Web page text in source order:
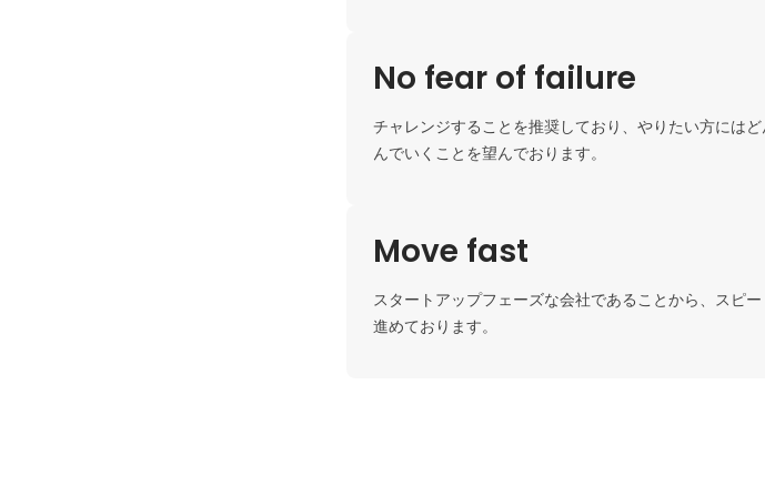
No fear of failure
チャレンジすることを推奨しており、やりたい方には
んでいくことを望んでおります。
Move fast
スタートアップフェーズな会社であることから、スピ
進めております。